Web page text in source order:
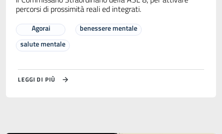
percorsi di prossimità reali ed integrati.
Agorai
benessere mentale
salute mentale
LEGGI DI PIÙ